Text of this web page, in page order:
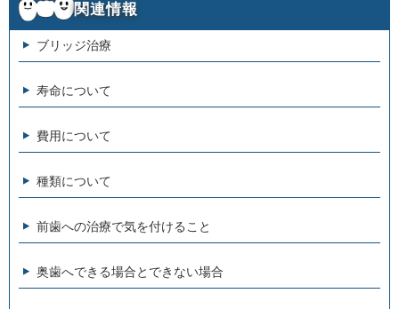
関連情報
ブリッジ治療
寿命について
費用について
種類について
前歯への治療で気を付けること
奥歯へできる場合とできない場合